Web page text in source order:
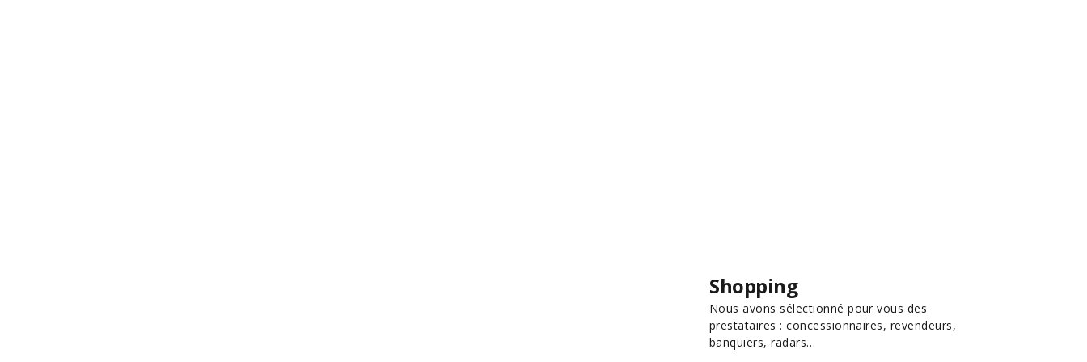
Shopping
Nous avons sélectionné pour vous des
prestataires : concessionnaires, revendeurs,
banquiers, radars…